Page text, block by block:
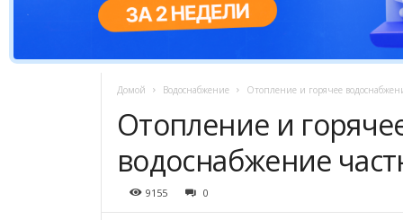
Домой Водоснабжение Отопление и горячее
Отопление и
водоснабжение
9155 0